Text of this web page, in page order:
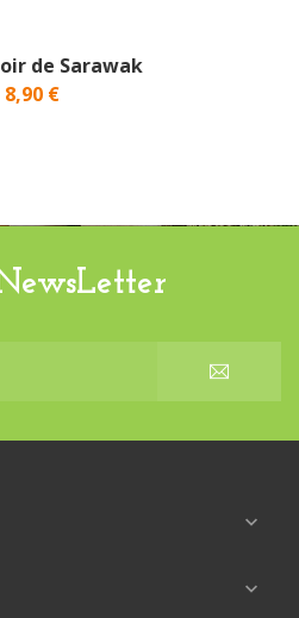
de Sarawak
8,90 €

